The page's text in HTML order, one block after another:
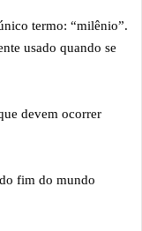
termo: “milênio”.
usado quando se
devem ocorrer
fim do mundo